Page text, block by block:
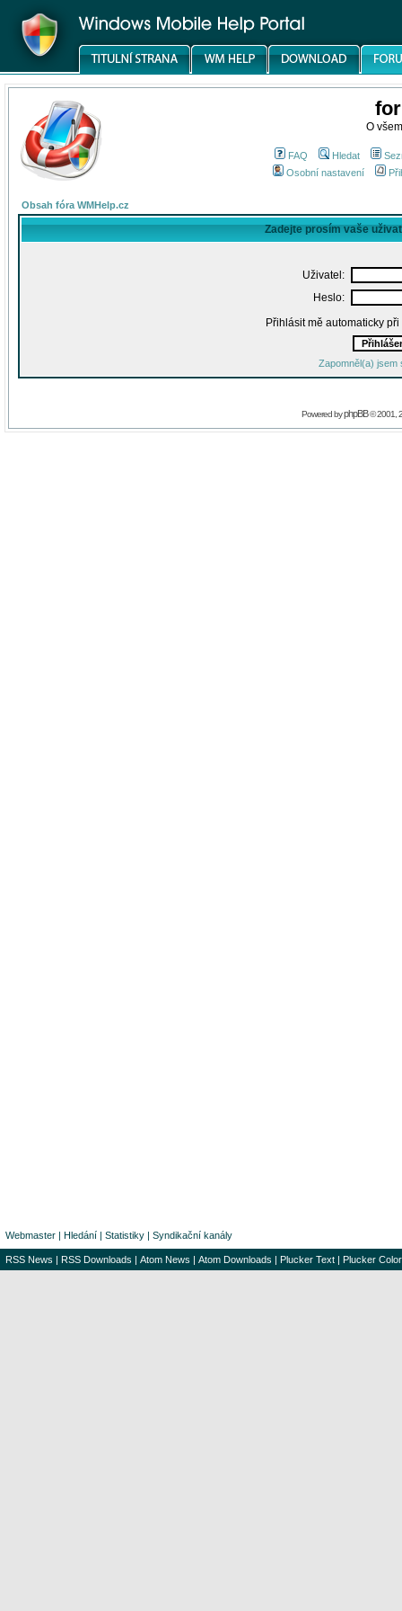
O
FAQ Hledat
Osobní nastavení
Obsah fóra WMHelp.cz
Zadejte prosím vaše
Uživatel:
Heslo:
Přihlásit mě automaticky
Zapomněl(a) jsem
Powered byphpBB© 2001,
Webmaster | Hledání | Statistiky | Syndikační kanály
RSS News | RSS Downloads | Atom News | Atom Downloads | Plucker Text | Plucker Color